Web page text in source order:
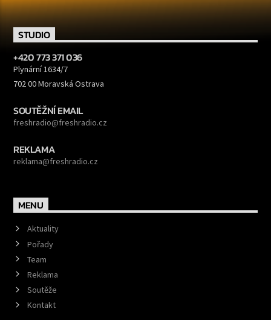
STUDIO
+420 773 371 036
Plynární 1634/7
702 00 Moravská Ostrava
SOUTĚŽNÍ EMAIL
freshradio@freshradio.cz
REKLAMA
reklama@freshradio.cz
MENU
Aktuality
Pořady
Team
Reklama
Soutěže
Kontakt